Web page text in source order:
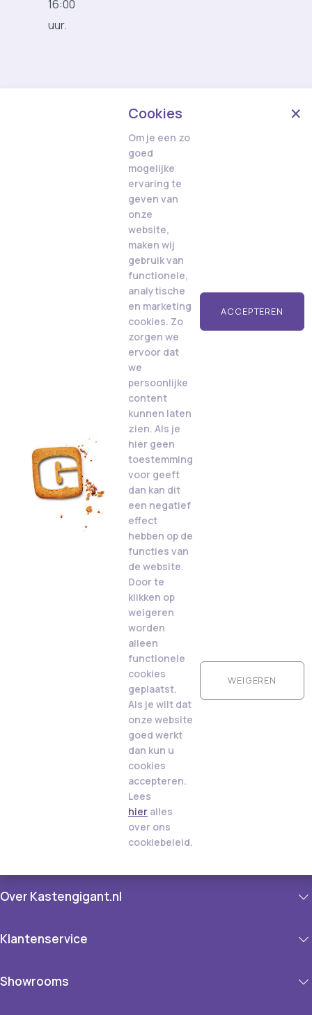
16:00
uur.
Cookies
Om je een zo
goed
mogelijke
ervaring te
geven van
onze
website,
maken wij
gebruik van
functionele,
analytische
en marketing
cookies. Zo
zorgen we
ervoor dat
we
persoonlijke
content
kunnen laten
zien. Als je
hier geen
toestemming
voor geeft
dan kan dit
een negatief
effect
hebben op de
functies van
de website.
Door te
klikken op
weigeren
worden
alleen
functionele
cookies
geplaatst.
Als je wilt dat
onze website
goed werkt
dan kun u
cookies
accepteren.
Lees
hier alles
over ons
cookiebeleid.
ACCEPTEREN
WEIGEREN
Over Kastengigant.nl
Klantenservice
Showrooms